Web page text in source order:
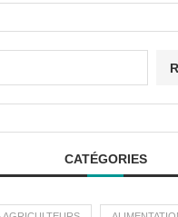
CATÉGORIES